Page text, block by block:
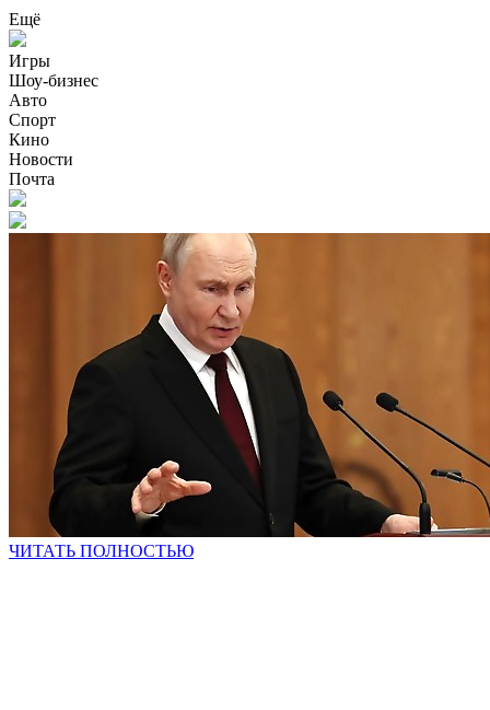
Ещё
Игры
Шоу-бизнес
Авто
Спорт
Кино
Новости
Почта
ЧИТАТЬ ПОЛНОСТЬЮ